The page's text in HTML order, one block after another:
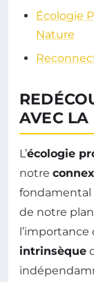
Écologie
Nature
AVEC LA
L’écologie
notre
fondamental
de notre
l’importance
intrinsèque